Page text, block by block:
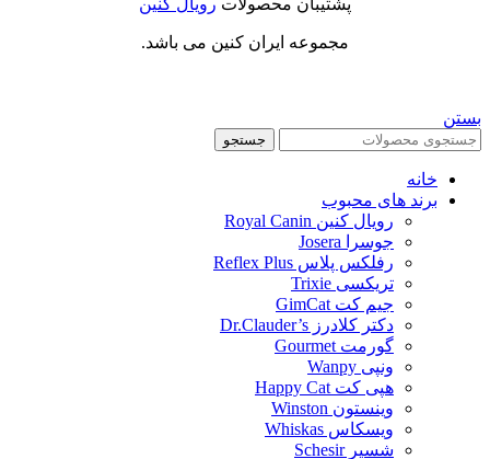
مجموعه ایران کنین می باشد.
بستن
جستجو
خانه
برند های محبوب
رویال کنین Royal Canin
جوسرا Josera
رفلکس پلاس Reflex Plus
تریکسی Trixie
جیم کت GimCat
دکتر کلادرز Dr.Clauder’s
گورمت Gourmet
ونپی Wanpy
هپی کت Happy Cat
وینستون Winston
ویسکاس Whiskas
شسیر Schesir